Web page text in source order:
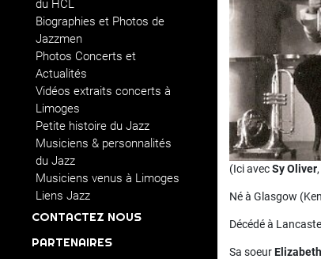
du HCL
Biographies et Photos de
Jazzmen
Photos Concerts et
Actualités
Vidéos extraits concerts à
Limoges
Petite histoire du Jazz
Musiciens & personnalités
du Jazz
Musiciens venus à Limoges
Liens Jazz
CONTACTEZ NOUS
PARTENAIRES
(Ici avecSy Oliver
Né à Glasgow
Décédé à
Sa soeurElizabeth